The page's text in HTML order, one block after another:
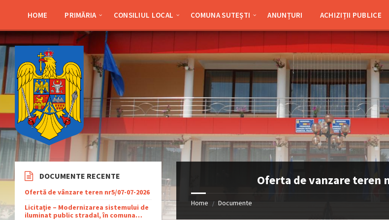
sidebar
sidebar
HOME PRIMĂRIA CONSILIUL LOCAL COMUNA SUTEȘTI ANUNȚURI ACHIZIȚII PUBLICE
Oferta de vanzare teren
Home / Documente
DOCUMENTE RECENTE
Ofertă de vânzare teren nr5/07-07-2026
Licitaţie – Modernizarea sistemului de
iluminat public stradal, în comuna